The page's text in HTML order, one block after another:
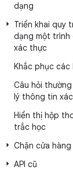
dạng
Triển khai quy
dạng một
xác thực
Khắc phục
Câu hỏi
lý thông tin
Hiển thị hộp
trắc học
Chặn cửa hàng
API cũ